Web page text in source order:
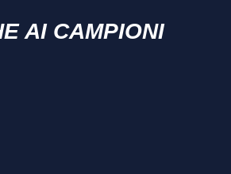
AI CAMPIONI